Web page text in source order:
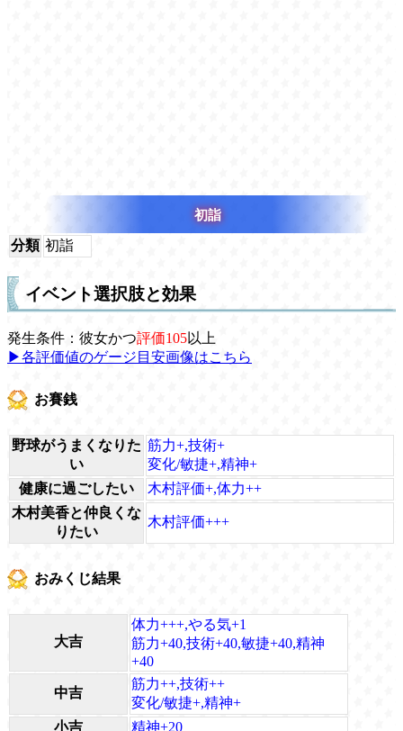
初詣
分類 初詣
イベント選択肢と効果
発生条件：彼女かつ評価105以上
▶各評価値のゲージ目安画像はこちら
お賽銭
野球がうまくなりた
い
筋力+,技術+
変化/敏捷+,精神+
健康に過ごしたい
木村評価+,体力++
木村美香と仲良くな
りたい
木村評価+++
おみくじ結果
大吉
体力+++,やる気+1
筋力+40,技術+40,敏捷+40,精神
+40
中吉
筋力++,技術++
変化/敏捷+,精神+
小吉
精神+20